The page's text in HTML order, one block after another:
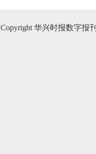
Copyright 华兴时报数字报刊